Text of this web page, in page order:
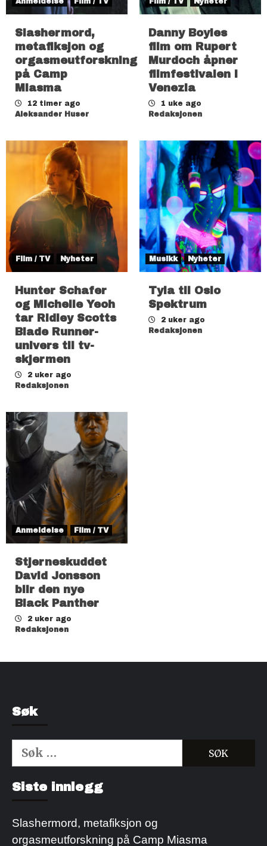
Slashermord,
metafiksjon og
orgasmeutforskning
på Camp
Miasma
12 timer ago
Aleksander Huser
Danny Boyles
film om Rupert
Murdoch åpner
filmfestivalen i
Venezia
1 uke ago
Redaksjonen
Film / TV Nyheter
Hunter Schafer
og Michelle Yeoh
tar Ridley Scotts
Blade Runner-
univers til tv-
skjermen
2 uker ago
Redaksjonen
Musikk Nyheter
Tyla til Oslo
Spektrum
2 uker ago
Redaksjonen
Anmeldelse Film / TV
Stjerneskuddet
David Jonsson
blir den nye
Black Panther
2 uker ago
Redaksjonen
Søk
Søk
etter:
Siste innlegg
Slashermord, metafiksjon og
orgasmeutforskning på Camp Miasma